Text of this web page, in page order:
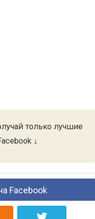
только лучшие
↓
Facebook